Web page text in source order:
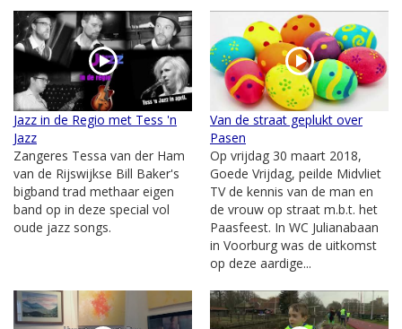
Jazz in de Regio met Tess 'n
Jazz
Zangeres Tessa van der Ham
van de Rijswijkse Bill Baker's
bigband trad methaar eigen
band op in deze special vol
oude jazz songs.
Van de straat geplukt over
Pasen
Op vrijdag 30 maart 2018,
Goede Vrijdag, peilde Midvliet
TV de kennis van de man en
de vrouw op straat m.b.t. het
Paasfeest. In WC Julianabaan
in Voorburg was de uitkomst
op deze aardige...